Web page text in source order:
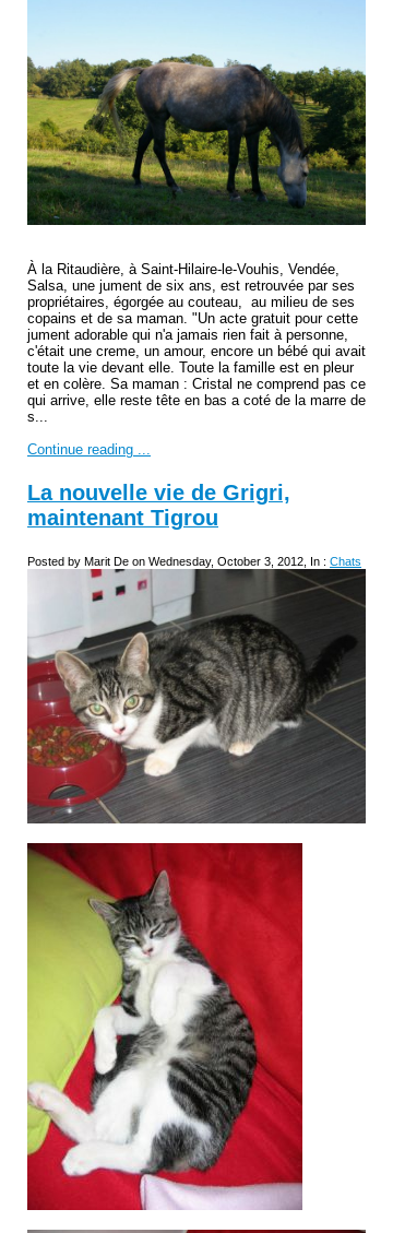
À la Ritaudière, à Saint-Hilaire-le-Vouhis, Vendée,
Salsa, une jument de six ans, est retrouvée par ses
propriétaires, égorgée au couteau, au milieu de ses
copains et de sa maman. "Un acte gratuit pour cette
jument adorable qui n'a jamais rien fait à personne,
c'était une creme, un amour, encore un bébé qui avait
toute la vie devant elle. Toute la famille est en pleur
et en colère. Sa maman : Cristal ne comprend pas ce
qui arrive, elle reste tête en bas a coté de la marre de
s...
Continue reading ...
La nouvelle vie de Grigri,
maintenant Tigrou
Posted by Marit De on Wednesday, October 3, 2012, In : Chats